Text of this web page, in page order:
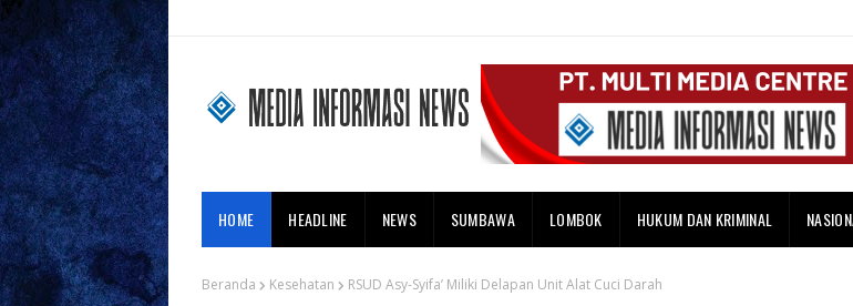
HOME HEADLINE NEWS SUMBAWA LOMBOK HUKUM DAN KRIMINAL
Beranda Kesehatan RSUD Asy-Syifa’ Miliki Delapan Unit Alat Cuci Darah